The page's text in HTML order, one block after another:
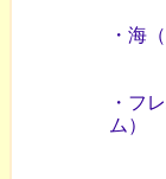
・海
・フ
ム）